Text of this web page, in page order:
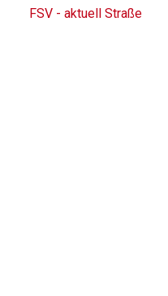
FSV - aktuell Straße